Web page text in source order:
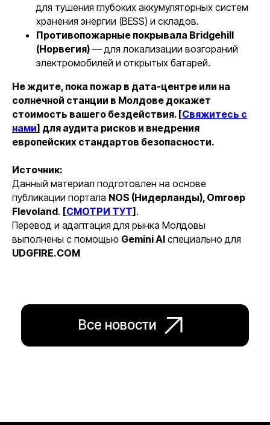
для тушения глубоких аккумуляторных систем
хранения энергии (BESS) и складов.
Противопожарные покрывала Bridgehill
(Норвегия) — для локализации возгораний
электромобилей и открытых батарей.
Не ждите, пока пожар в дата-центре или на
солнечной станции в Молдове докажет
стоимость вашего бездействия. [Свяжитесь с
нами] для аудита рисков и внедрения
европейских стандартов безопасности.
Источник:
Данный материал подготовлен на основе
публикации портала NOS (Нидерланды), Omroep
Flevoland. [СМОТРИ ТУТ].
Перевод и адаптация для рынка Молдовы
выполнены с помощью Gemini AI специально для
UDGFIRE.COM
КАТАЛОГ
СЕРВИС
КОМПАНИЯ
© 2016 Urban Development Group
Противопожарное полотно
Огнетушители для лития Li-ion
Противопожарное снаряжение
Доставка и оплата
Контакты
Возврат и гарантия
Румынская версия